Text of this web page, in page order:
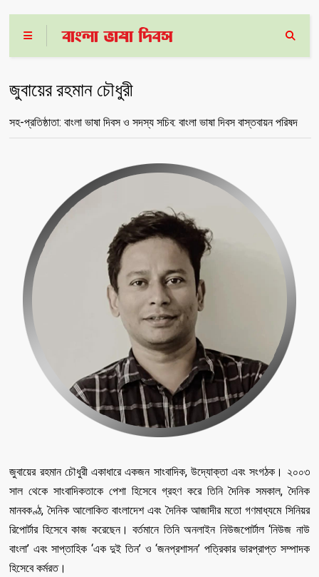
জুবায়ের রহমান চৌধুরী
সহ-প্রতিষ্ঠাতা: বাংলা ভাষা দিবস ও সদস্য সচিব: বাংলা ভাষা দিবস বাস্তবায়ন পরিষদ
জুবায়ের রহমান চৌধুরী একাধারে একজন সাংবাদিক, উদ্যোক্তা এবং সংগঠক। ২০০৩
সাল থেকে সাংবাদিকতাকে পেশা হিসেবে গ্রহণ করে তিনি দৈনিক সমকাল, দৈনিক
মানবকণ্ঠ, দৈনিক আলোকিত বাংলাদেশ এবং দৈনিক আজাদীর মতো গণমাধ্যমে সিনিয়র
রিপোর্টার হিসেবে কাজ করেছেন। বর্তমানে তিনি অনলাইন নিউজপোর্টাল ‘নিউজ নাউ
বাংলা’ এবং সাপ্তাহিক ‘এক দুই তিন’ ও ‘জনপ্রশাসন’ পত্রিকার ভারপ্রাপ্ত সম্পাদক
হিসেবে কর্মরত।